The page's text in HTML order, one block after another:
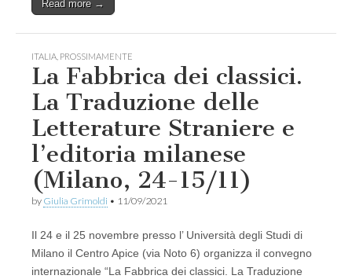
Read more →
ITALIA PROSSIMAMENTE
La Fabbrica dei classici.
La Traduzione delle
Letterature Straniere e
l’editoria milanese
(Milano, 24-15/11)
by Giulia Grimoldi • 11/09/2021
Il 24 e il 25 novembre presso l’ Università degli Studi di
Milano il Centro Apice (via Noto 6) organizza il convegno
internazionale “La Fabbrica dei classici. La Traduzione